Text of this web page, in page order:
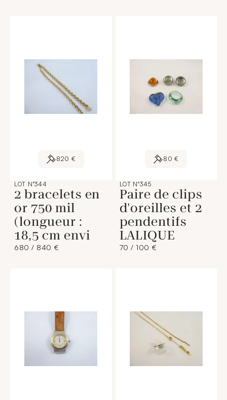
820 €
LOT N°344
2 bracelets en
or 750 mil
(longueur :
18,5 cm envi
680 / 840 €
80 €
LOT N°345
Paire de clips
d'oreilles et 2
pendentifs
LALIQUE
70 / 100 €